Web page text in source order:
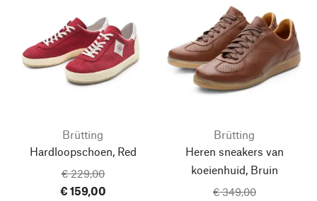
Brütting
Hardloopschoen, Red
€ 229,00
€ 159,00
Brütting
Heren sneakers van
koeienhuid, Bruin
€ 349,00